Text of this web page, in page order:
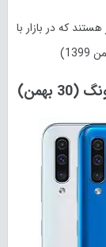
که در بازار با